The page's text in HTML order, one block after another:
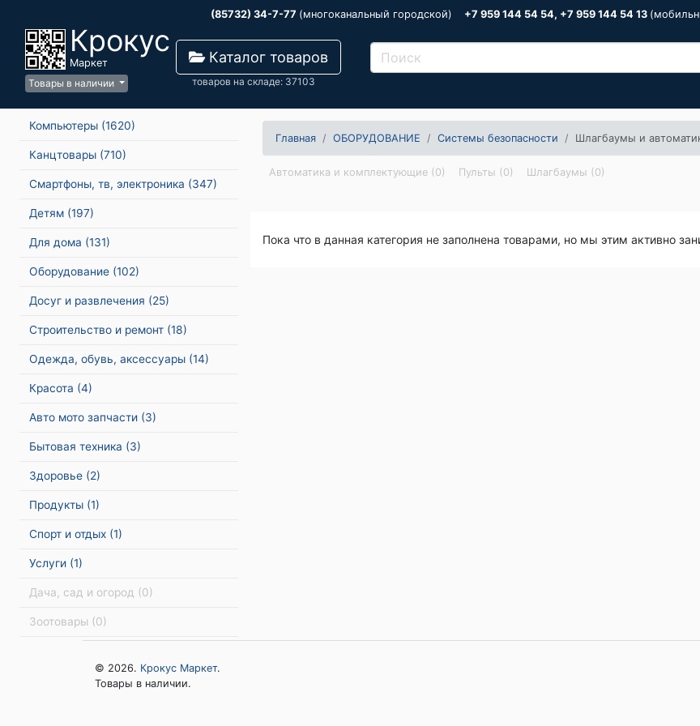
(85732) 34-7-77 (многоканальный городской) +7 959 144 54 54, +7 959 144 54 13
Крокус
Маркет
Товары в наличии
Каталог товаров
товаров на складе: 37103
Компьютеры (1620)
Канцтовары (710)
Смартфоны, тв, электроника (347)
Детям (197)
Для дома (131)
Оборудование (102)
Досуг и развлечения (25)
Строительство и ремонт (18)
Одежда, обувь, аксессуары (14)
Красота (4)
Авто мото запчасти (3)
Бытовая техника (3)
Здоровье (2)
Продукты (1)
Спорт и отдых (1)
Услуги (1)
Дача, сад и огород (0)
Зоотовары (0)
Главная ОБОРУДОВАНИЕ Системы безопасности Шлагбаумы и
Автоматика и комплектующие (0) Пульты (0) Шлагбаумы (0)
Пока что в данная категория не заполнена товарами, но мы этим активно
© 2026. Крокус Маркет.
Товары в наличии.